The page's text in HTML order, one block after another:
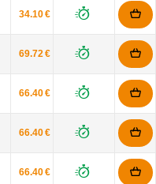
34.10 €
69.72 €
66.40 €
66.40 €
66.40 €